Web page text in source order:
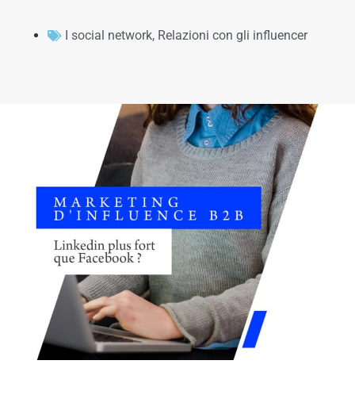
I social network, Relazioni con gli influencer